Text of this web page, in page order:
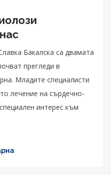
Бакалска са двамата
прегледи в
Младите специалисти
лечение на сърдечно-
интерес към